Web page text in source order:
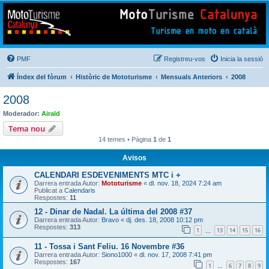
Mototurisme
Turisme en moto en català
PMF Inicia la sessió
Registreu-vos
Índex del fòrum Històric de Mototurisme Mensuals Anteriors 2008
2008
Moderador: Airald
Tema nou
14 temes • Pàgina 1 de 1
Avisos
CALENDARI ESDEVENIMENTS MTC i +
Darrera entrada Autor: Mototurisme « dl. nov. 18, 2024 7:24 am
Publicat a Calendaris
Respostes: 11
12 - Dinar de Nadal. La última del 2008 #37
Darrera entrada Autor: Bravo « dj. des. 18, 2008 10:12 pm
Respostes: 313 1 13 14 15 16
11 - Tossa i Sant Feliu. 16 Novembre #36
Darrera entrada Autor: Siono1000 « dl. nov. 17, 2008 7:41 pm
Respostes: 167 1 … 6 7 8 9